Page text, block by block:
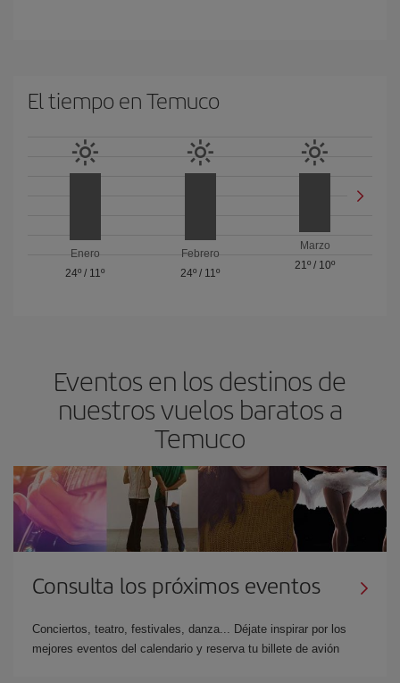
El tiempo en Temuco
Enero
24º / 11º
Febrero
24º / 11º
Marzo
21º / 10º
Eventos en los destinos de
nuestros vuelos baratos a
Temuco
Consulta los próximos eventos
Conciertos, teatro, festivales, danza... Déjate inspirar por los
mejores eventos del calendario y reserva tu billete de avión